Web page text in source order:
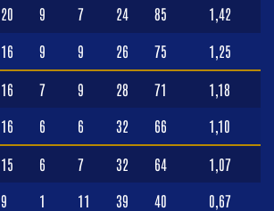
20 9 7 24 85 1,42
16 9 9 26 75 1,25
16 7 9 28 71 1,18
16 6 6 32 66 1,10
15 6 7 32 64 1,07
9 1 11 39 40 0,67